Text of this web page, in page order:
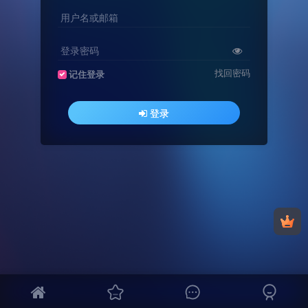
用户名或邮箱
登录密码
记住登录 找回密码
登录